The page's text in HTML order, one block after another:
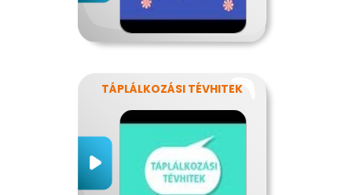
TÁPLÁLKOZÁSI TÉVHITEK